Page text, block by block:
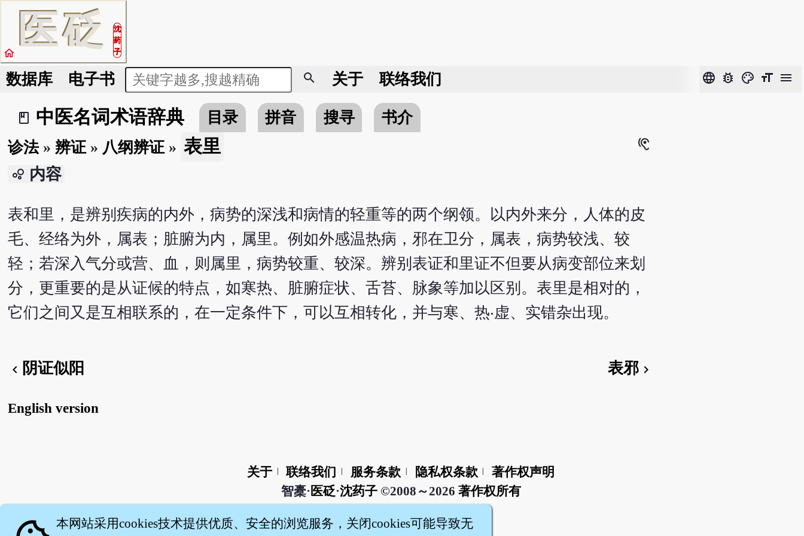
医砭
沈
药
子
home
数据库 电子书 search 关于 联络我们 language bug_report color_lens format_size menu
book_2
中医名词术语辞典 目录 拼音 搜寻
书介
诊法» 辨证» 八纲辨证» 表里 hearing
bubble_chart 内容
表和里，是辨别疾病的内外，病势的深浅和病情的轻重等的两个纲领。以内外来分，人体的皮
毛、经络为外，属表；脏腑为内，属里。例如外感温热病，邪在卫分，属表，病势较浅、较
轻；若深入气分或营、血，则属里，病势较重、较深。辨别表证和里证不但要从病变部位来划
分，更重要的是从证候的特点，如寒热、脏腑症状、舌苔、脉象等加以区别。表里是相对的，
它们之间又是互相联系的，在一定条件下，可以互相转化，并与寒、热‧虚、实错杂出现。
chevron_left 阴证似阳 表邪chevron_right
English version
关于 联络我们 服务条款 隐私权条款
著作权声明
智橐· 医砭·沈药子©2008～2026 著作权所有
本网站采用cookies技术提供优质、安全的浏览服务，关闭cookies可能导致无